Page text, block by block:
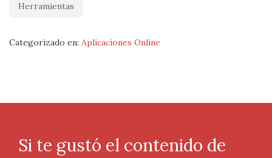
Herramientas
Categorizado en: Aplicaciones Online
Si te gustó el contenido de